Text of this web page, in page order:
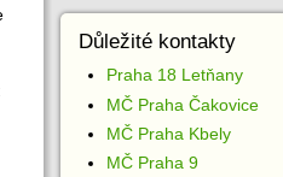
Důležité kontakty
Praha 18 Letňany
MČ Praha Čakovice
MČ Praha Kbely
MČ Praha 9